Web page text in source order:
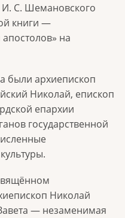
И. С. Шемановского
книги —
на
были архиепископ
Николай, епископ
епархии
государственной
Николай
— незаменимая